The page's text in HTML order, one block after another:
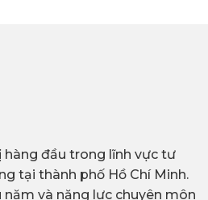
hàng đầu trong lĩnh vực tư
tại thành phố Hồ Chí Minh.
và năng lực chuyên môn